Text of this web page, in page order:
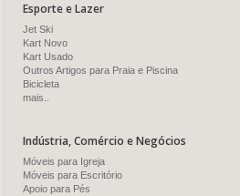
Esporte e Lazer
Jet Ski
Kart Novo
Kart Usado
Outros Artigos para Praia e Piscina
Bicicleta
mais..
Indústria, Comércio e Negócios
Móveis para Igreja
Móveis para Escritório
Apoio para Pés